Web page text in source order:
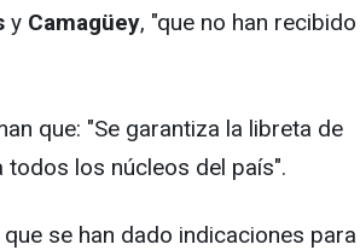
y Camagüey, "que no han recibido
que: "Se garantiza la libreta de
todos los núcleos del país".
se han dado indicaciones para